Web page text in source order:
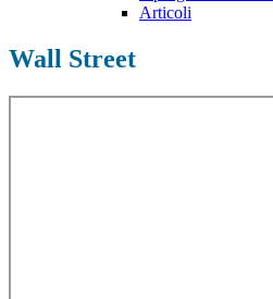
Articoli
Wall Street